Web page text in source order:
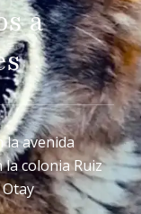
a
la avenida
colonia Ruiz